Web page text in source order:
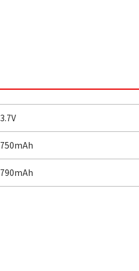
3.7V
750mAh
790mAh